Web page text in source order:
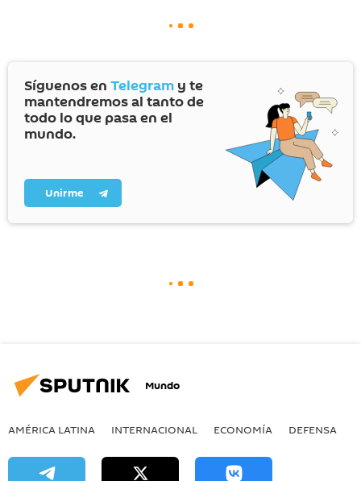
Síguenos en Telegram y te
mantendremos al tanto de
todo lo que pasa en el
mundo.
Unirme
Mundo
AMÉRICA LATINA INTERNACIONAL ECONOMÍA DEFENSA